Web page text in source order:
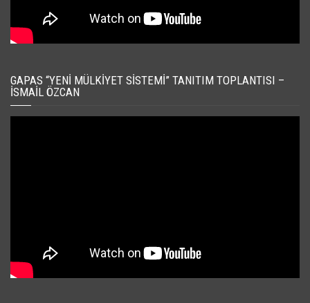
GAPAS “YENI MÜLKIYET SISTEMI” TANITIM TOPLANTISI –
İSMAIL ÖZCAN